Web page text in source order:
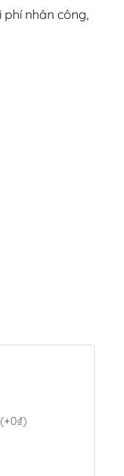
nhân công,
(+0₫)